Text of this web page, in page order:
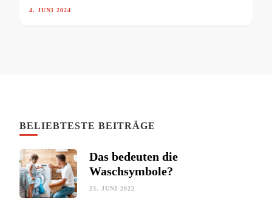
4. JUNI 2024
BELIEBTESTE BEITRÄGE
Das bedeuten die
Waschsymbole?
23. JUNI 2022